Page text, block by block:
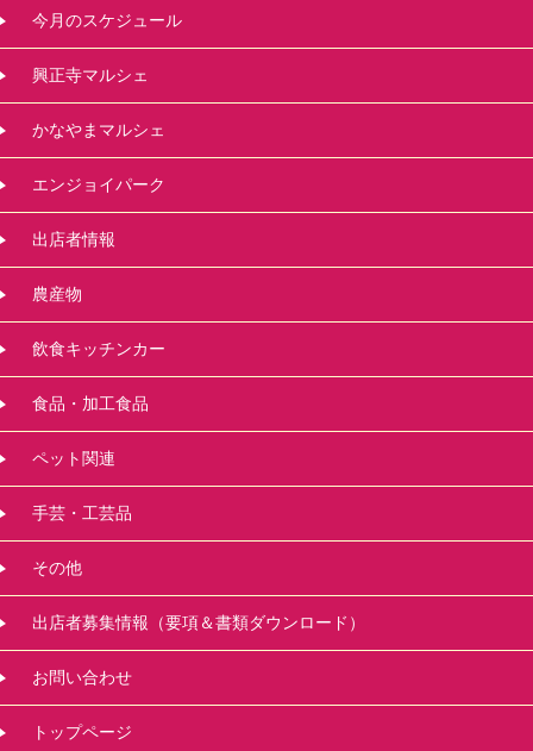
今月のスケジュール
興正寺マルシェ
かなやまマルシェ
エンジョイパーク
出店者情報
農産物
飲食キッチンカー
食品・加工食品
ペット関連
手芸・工芸品
その他
出店者募集情報（要項＆書類ダウンロード）
お問い合わせ
トップページ